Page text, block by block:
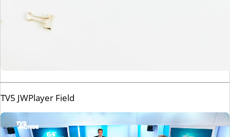
TV5 JWPlayer Field